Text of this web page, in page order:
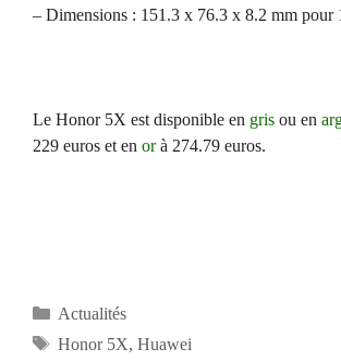
– Dimensions : 151.3 x 76.3 x 8.2 mm pour
Le Honor 5X est disponible en gris ou en
229 euros et en orà 274.79 euros.
Catégories
Actualités
Étiquettes
Honor 5X, Huawei